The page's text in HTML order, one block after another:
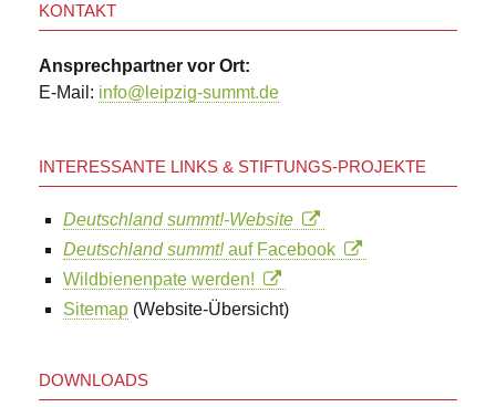
KONTAKT
Ansprechpartner vor Ort:
E-Mail: info@leipzig-summt.de
INTERESSANTE LINKS & STIFTUNGS-PROJEKTE
Deutschland summt!-Website
Deutschland summt!auf Facebook
Wildbienenpate werden!
Sitemap (Website-Übersicht)
DOWNLOADS